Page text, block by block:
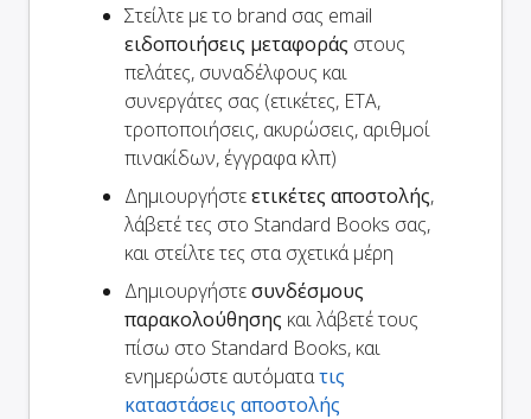
Στείλτε με το brand σας email
ειδοποιήσεις μεταφοράς στους
πελάτες, συναδέλφους και
συνεργάτες σας (ετικέτες, ETA,
τροποποιήσεις, ακυρώσεις, αριθμοί
πινακίδων, έγγραφα κλπ)
Δημιουργήστεετικέτες αποστολής,
λάβετέ τες στο Standard Books σας,
και στείλτε τες στα σχετικά μέρη
Δημιουργήστεσυνδέσμους
παρακολούθησης και λάβετέ τους
πίσω στο Standard Books, και
ενημερώστε αυτόματατις
καταστάσεις αποστολής